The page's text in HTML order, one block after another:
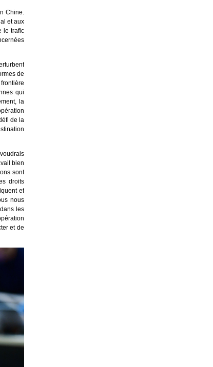
Chine.
et aux
le trafic
de
qui
la
de la
bien
sont
droits
et
nous
les
et de